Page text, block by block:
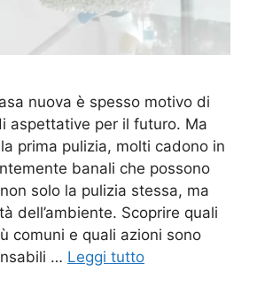
nuova è spesso motivo di
aspettative per il futuro. Ma
prima pulizia, molti cadono in
banali che possono
solo la pulizia stessa, ma
dell’ambiente. Scoprire quali
comuni e quali azioni sono
… Leggi tutto